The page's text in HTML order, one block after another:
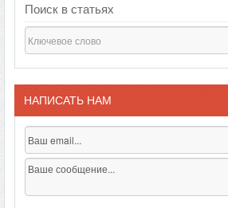
Поиск в статьях
НАПИСАТЬ НАМ